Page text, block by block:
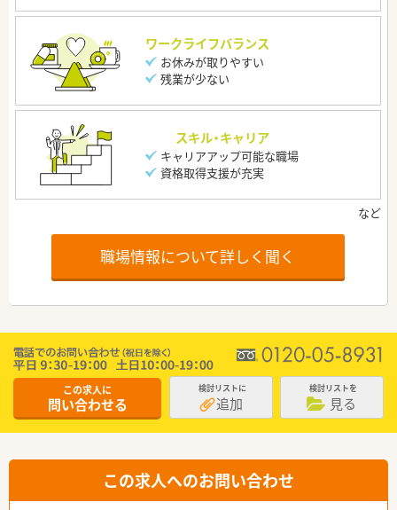
ワークライフバランス
お休みが取りやすい
残業が少ない
スキル・キャリア
キャリアアップ可能な職場
資格取得支援が充実
職場情報について詳しく聞く
この求人に
問い合わせる
検討リストに
追加
検討リストを
見る
この求人へのお問い合わせ